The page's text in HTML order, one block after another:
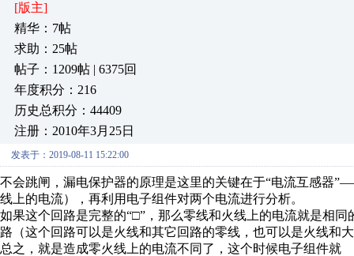
[版主]
精华：7帖
求助：25帖
帖子：1209帖 | 6375回
年度积分：216
历史总积分：44409
注册：2010年3月25日
发表于：2019-08-11 15:22:00
不会跳闸，漏电保护器的原理是这里的关键在于“电流互感器
线上的电流），再利用电子组件对两个电流进行分析。
如果这个回路是完整的“□”，那么零线和火线上的电流就是相
路（这个回路可以是火线和其它回路的零线，也可以是火线和
总之，就是造成零火线上的电流不同了，这个时候电子组件就